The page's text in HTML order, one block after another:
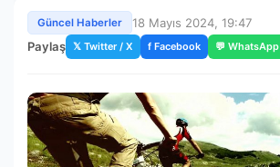
Güncel Haberler
18 Mayıs 2024, 19:47
Paylaş 𝕏 Twitter / X f Facebook 💬 WhatsApp